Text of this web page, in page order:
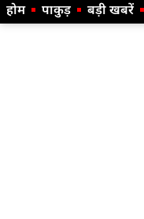
होम पाकुड़ बड़ी खबरें